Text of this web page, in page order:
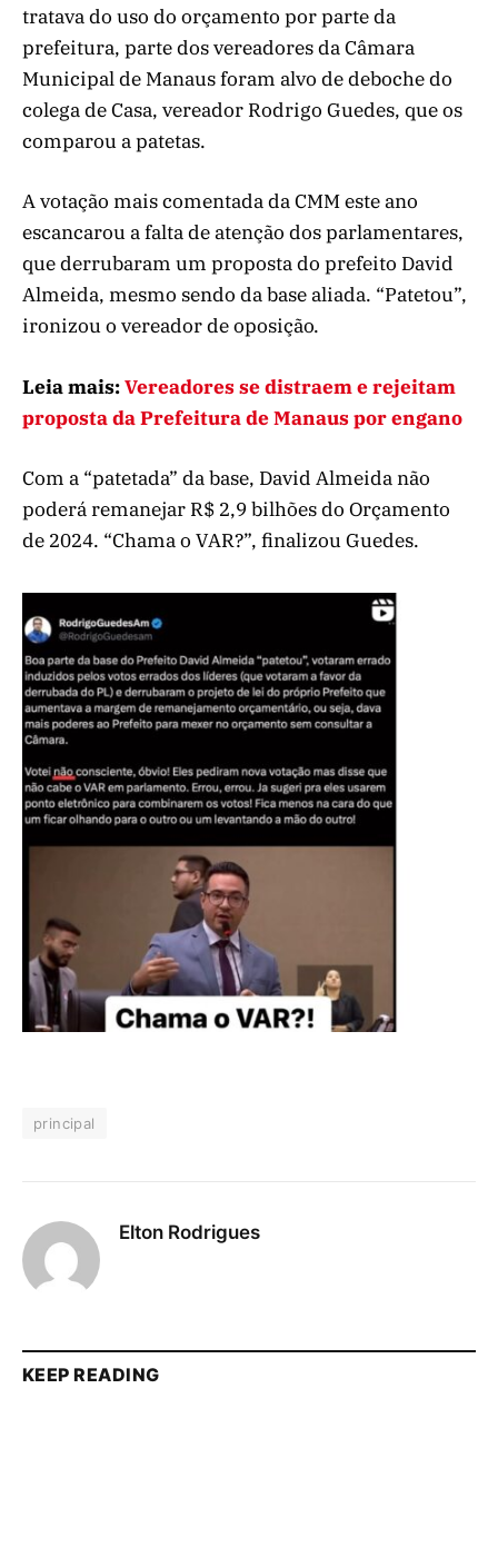
tratava do uso do orçamento por parte da
prefeitura, parte dos vereadores da Câmara
Municipal de Manaus foram alvo de deboche do
colega de Casa, vereador Rodrigo Guedes, que os
comparou a patetas.
A votação mais comentada da CMM este ano
escancarou a falta de atenção dos parlamentares,
que derrubaram um proposta do prefeito David
Almeida, mesmo sendo da base aliada. “Patetou”,
ironizou o vereador de oposição.
Leia mais:Vereadores se distraem e rejeitam
proposta da Prefeitura de Manaus por engano
Com a “patetada” da base, David Almeida não
poderá remanejar R$ 2,9 bilhões do Orçamento
de 2024. “Chama o VAR?”, finalizou Guedes.
principal
Elton Rodrigues
KEEP READING